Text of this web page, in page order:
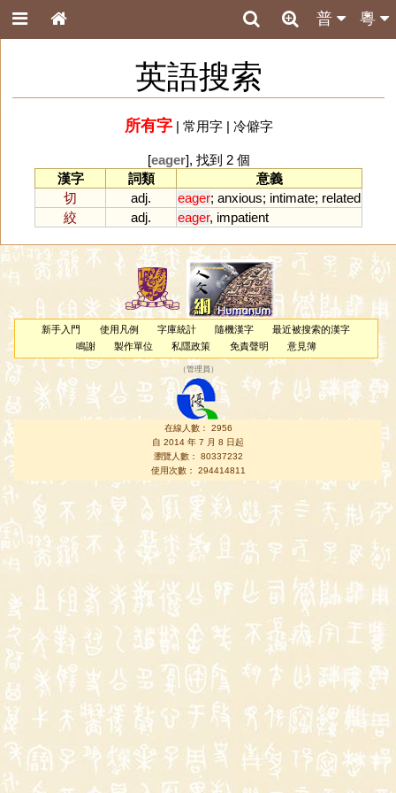
粵
普
英語搜索
所有字| 常用字| 冷僻字
[eager], 找到 2 個
漢字
詞類
意義
切
adj. eager; anxious; intimate; related
絞
adj. eager, impatient
新手入門 使用凡例 字庫統計 隨機漢字
最近被搜索的漢字
鳴謝
製作單位 私隱政策 免責聲明 意見簿
（管理員 ）
在線人數： 2956
自 2014 年 7 月 8 日起
瀏覽人數： 80337232
使用次數： 294414811